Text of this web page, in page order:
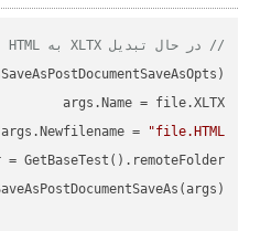
// در حال تبدیل XLTX به HTML
args.Newfilename =
"file.HTML"